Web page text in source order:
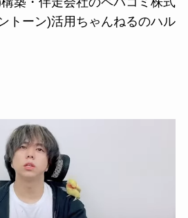
トーン)活用ちゃんねるのハル